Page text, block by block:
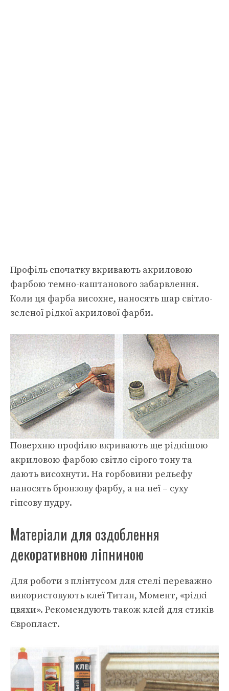
Профіль спочатку вкривають акриловою
фарбою темно-каштанового забарвлення.
Коли ця фарба висохне, наносять шар світло-
зеленої рідкої акрилової фарби.
Поверхню профілю вкривають ще рідкішою
акриловою фарбою світло сірого тону та
дають висохнути. На горбовини рельєфу
наносять бронзову фарбу, а на неї – суху
гіпсову пудру.
Матеріали для оздоблення
декоративною ліпниною
Для роботи з плінтусом для стелі переважно
використовують клеї Титан, Момент, «рідкі
цвяхи». Рекомендують також клей для стиків
Європласт.